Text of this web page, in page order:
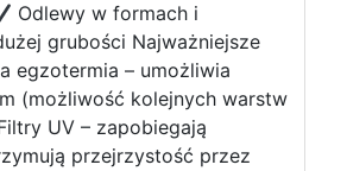
Odlewy w formach i
grubości Najważniejsze
egzotermia – umożliwia
(możliwość kolejnych warstw
UV – zapobiegają
przejrzystość przez